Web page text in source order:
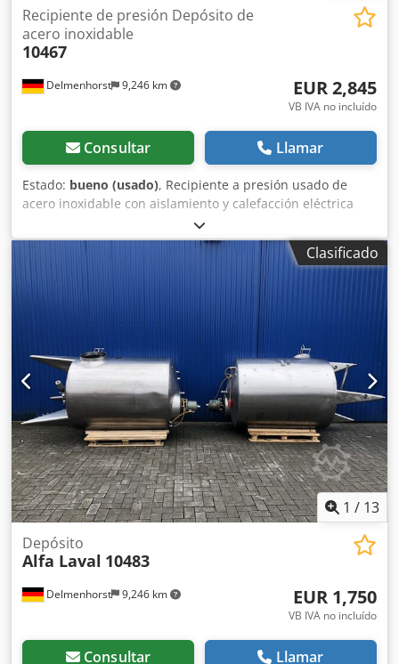
Delmenhorst 9,246 km
Recipiente de presión Depósito de
acero inoxidable
10467
EUR 2,845
VB IVA no incluído
Consultar Llamar
Estado: bueno (usado), Recipiente a presión usado de
acero inoxidable con aislamiento y calefacción eléctrica
auxiliar. Número de artículo: 10467 15 unidades Último
uso: cosmética Volumen: aproximadamente 350 litros Tipo:
vertical, sobre 4 ruedas con espacio para carretilla
elevadora Material (en contacto con el medio): acero
inoxidable 1.4301 Diseño: de pared simple con aislamiento
Dimensiones del recipiente: Diámetro exterior: 740 mm
Altura de las patas: 190 mm Distancia del desagüe al
fondo: 190 mm Altura total: 1850 mm Ancho total: 960 mm
Longitud total: 740 mm Materiales: Interior: 1.4301 /
AISI304 Partes exteriores: 1.4301 / AISI304 Equipamiento:
Credpfsfdgrljx Aiqef Salida: DN32 mm Tipo de salida:
válvula de disco Boca de inspección: 645 mm Varias
conexiones Calefacción eléctrica auxiliar, no probada
Espacio para carretilla elevadora
Clasificado
1 / 13
Delmenhorst 9,246 km
Depósito
Alfa Laval 10483
EUR 1,750
VB IVA no incluído
Consultar Llamar